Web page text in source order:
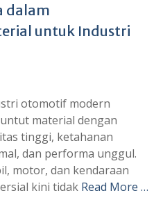
dalam
untuk Industri
otomotif modern
material dengan
tinggi, ketahanan
dan performa unggul.
motor, dan kendaraan
kini tidak Read More …